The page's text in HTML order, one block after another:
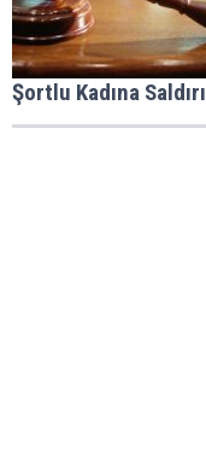
Şortlu Kadına